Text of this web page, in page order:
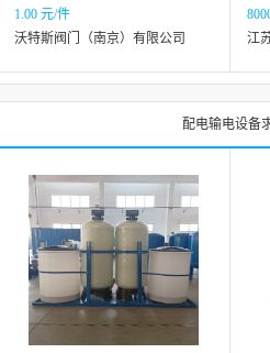
家
1.00 元/件
沃特斯阀门（南京）有限公司
江
配电输电设备